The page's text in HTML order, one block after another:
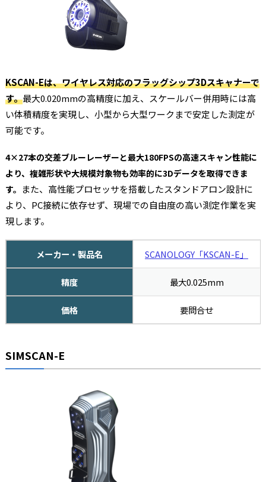
KSCAN-Eは、ワイヤレス対応のフラッグシップ3Dスキャナーで
す。最大0.020mmの高精度に加え、スケールバー併用時には高
い体積精度を実現し、小型から大型ワークまで安定した測定が
可能です。
4×27本の交差ブルーレーザーと最大180FPSの高速スキャン性能に
より、複雑形状や大規模対象物も効率的に3Dデータを取得できま
す。 また、高性能プロセッサを搭載したスタンドアロン設計に
より、PC接続に依存せず、現場での自由度の高い測定作業を実
現します。
メーカー・製品名 SCANOLOGY「KSCAN-E」
精度 最大0.025mm
価格 要問合せ
SIMSCAN-E